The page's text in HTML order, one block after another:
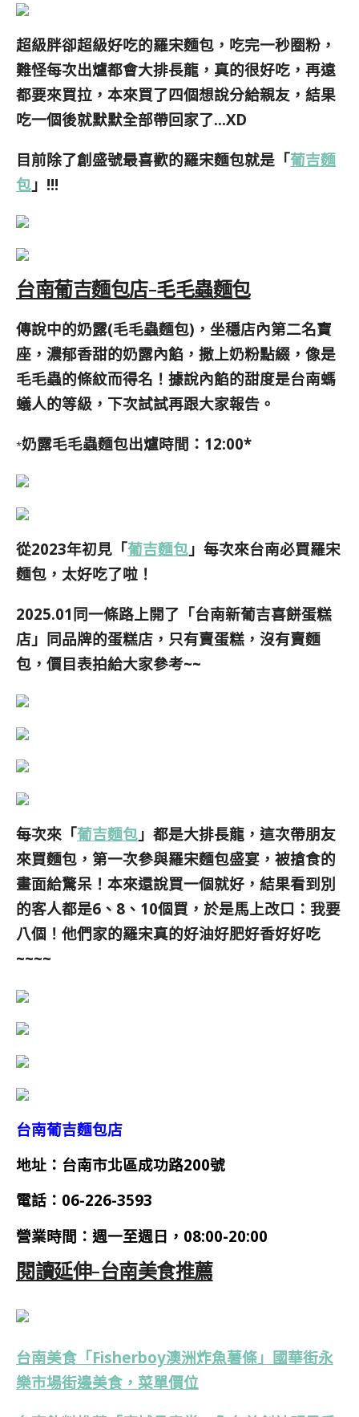
超級胖卻超級好吃的羅宋麵包，吃完一秒圈粉，
難怪每次出爐都會大排長龍，真的很好吃，再遠
都要來買拉，本來買了四個想說分給親友，結果
吃一個後就默默全部帶回家了…XD
目前除了創盛號最喜歡的羅宋麵包就是「葡吉麵
包 」!!!
台南葡吉麵包店-毛毛蟲麵包
傳說中的奶露(毛毛蟲麵包)，坐穩店內第二名寶
座，濃郁香甜的奶露內餡，撒上奶粉點綴，像是
毛毛蟲的條紋而得名！據說內餡的甜度是台南螞
蟻人的等級，下次試試再跟大家報告。
*奶露毛毛蟲麵包出爐時間：12:00*
從2023年初見「葡吉麵包 」每次來台南必買羅宋
麵包，太好吃了啦！
2025.01同一條路上開了「台南新葡吉喜餅蛋糕
店」同品牌的蛋糕店，只有賣蛋糕，沒有賣麵
包，價目表拍給大家參考~~
每次來「葡吉麵包 」都是大排長龍，這次帶朋友
來買麵包，第一次參與羅宋麵包盛宴，被搶食的
畫面給驚呆！本來還說買一個就好，結果看到別
的客人都是6、8、10個買，於是馬上改口：我要
八個！他們家的羅宋真的好油好肥好香好好吃
~~~~
台南葡吉麵包店
地址：台南市北區成功路200號
電話： 06-226-3593
營業時間： 週一至週日，08:00-20:00
閱讀延伸-台南美食推薦
台南美食「Fisherboy澳洲炸魚薯條」國華街永
樂市場街邊美食，菜單價位